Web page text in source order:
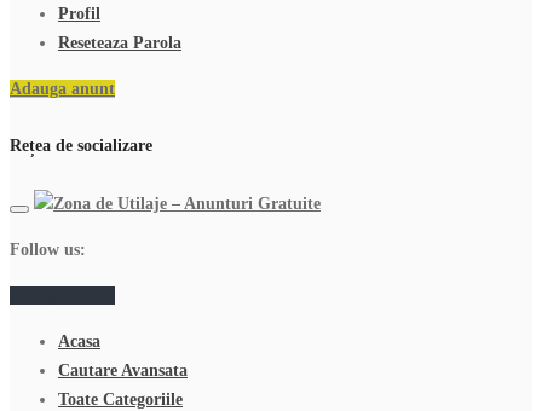
Profil
Reseteaza Parola
Adauga anunt
Rețea de socializare
Follow us:
Acasa
Cautare Avansata
Toate Categoriile